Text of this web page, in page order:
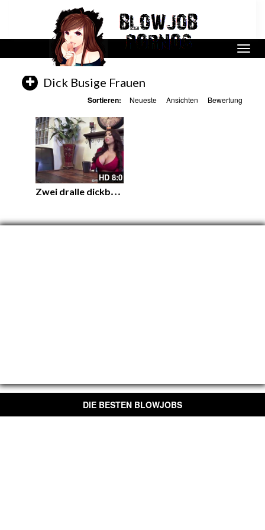
Dick Busige Frauen
Sortieren: Neueste Ansichten Bewertung
HD 8:0
Z
wei dralle dickbusige Babs teilen sie einen Kerl
DIE BESTEN BLOWJOBS